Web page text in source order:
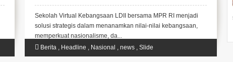
Menanamkan Nasionalisme Generasi
Muda
Sekolah Virtual Kebangsaan LDII bersama MPR RI menjadi
solusi strategis dalam menanamkan nilai-nilai kebangsaan,
memperkuat nasionalisme, da...
Berita , Headline , Nasional ,news ,Slide